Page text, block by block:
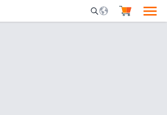
Mobile Search